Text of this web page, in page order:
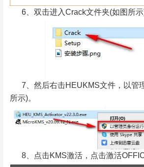
6、双击进入Crack文件夹(如图所示)
7、然后右击HEUKMS文件，以管
所示)。
8、点击KMS激活，点击激活